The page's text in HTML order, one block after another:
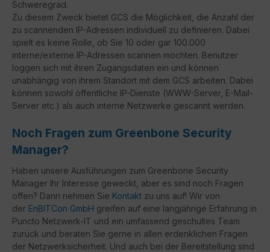
Schweregrad.
Zu diesem Zweck bietet GCS die Möglichkeit, die Anzahl der
zu scannenden IP-Adressen individuell zu definieren. Dabei
spielt es keine Rolle, ob Sie 10 oder gar 100.000
interne/externe IP-Adressen scannen möchten. Benutzer
loggen sich mit ihren Zugangsdaten ein und können
unabhängig von ihrem Standort mit dem GCS arbeiten. Dabei
können sowohl öffentliche IP-Dienste (WWW-Server, E-Mail-
Server etc.) als auch interne Netzwerke gescannt werden.
Noch Fragen zum Greenbone Security
Manager?
Haben unsere Ausführungen zum Greenbone Security
Manager Ihr Interesse geweckt, aber es sind noch Fragen
offen? Dann nehmen Sie Kontakt zu uns auf! Wir von
der EnBITCon GmbH greifen auf eine langjährige Erfahrung in
Puncto Netzwerk-IT und ein umfassend geschultes Team
zurück und beraten Sie gerne in allen erdenklichen Fragen
der Netzwerksicherheit. Und auch bei der Bereitstellung sind